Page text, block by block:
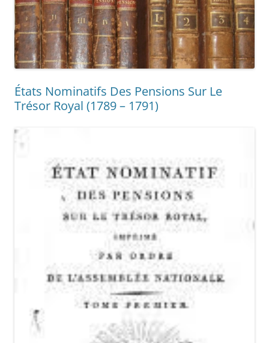
États Nominatifs Des Pensions Sur Le
Trésor Royal (1789 – 1791)